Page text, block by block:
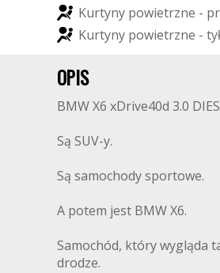
Kurtyny powietrzne - pr
Kurtyny powietrzne - tył
OPIS
BMW X6 xDrive40d 3.0
Są SUV-y.
Są samochody sportowe.
A potem jest BMW X6.
Samochód, który wygląda
drodze.